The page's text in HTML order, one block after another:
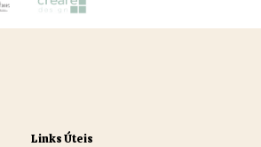
Links Úteis